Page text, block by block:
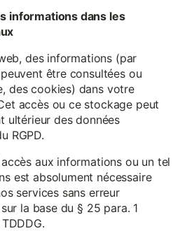
informations dans les
des informations (par
être consultées ou
des cookies) dans votre
accès ou ce stockage peut
ultérieur des données
RGPD.
aux informations ou un tel
est absolument nécessaire
services sans erreur
la base du § 25 para. 1